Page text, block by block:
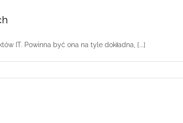
IT. Powinna być ona na tyle dokładna, [...]